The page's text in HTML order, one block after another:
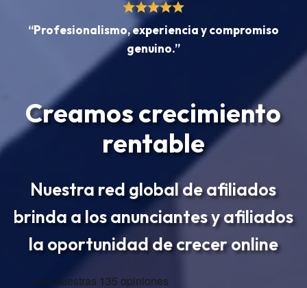
“Profesionalismo, experiencia y compromiso
genuino.”
Creamos crecimiento
rentable
Nuestra red global de afiliados
brinda a los anunciantes y afiliados
la oportunidad de crecer online